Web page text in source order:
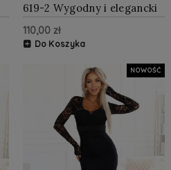
619-2 Wygodny i elegancki
prążkowany kombinezon
damski z dekoltem - khaki
110,00 zł
Do Koszyka
NOWOŚĆ